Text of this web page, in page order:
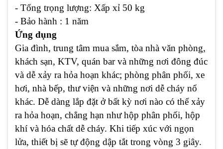
- Tổng trọng lượng: Xấp xỉ 50 kg
- Bảo hành : 1 năm
Ứng dụng
Gia đình, trung tâm mua sắm, tòa nhà văn phòng,
khách sạn, KTV, quán bar và những nơi đông đúc
và dễ xảy ra hỏa hoạn khác; phòng phân phối, xe
hơi, nhà bếp, thư viện và những nơi dễ cháy nổ
khác. Dễ dàng lắp đặt ở bất kỳ nơi nào có thể xảy
ra hỏa hoạn, chẳng hạn như hộp phân phối, hộp
khí và hóa chất dễ cháy. Khi tiếp xúc với ngọn
lửa, thiết bị sẽ tự động dập tắt trong vòng 3 giây.